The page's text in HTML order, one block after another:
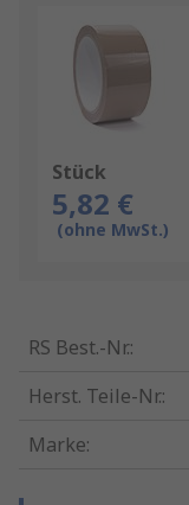
Stück
5,82 €
(ohne MwSt.)
RS Best.-Nr.:
Herst. Teile-Nr.:
Marke: